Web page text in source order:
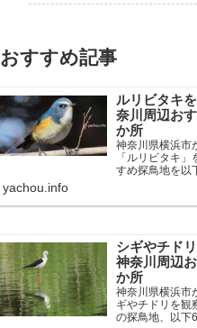
おすすめ記事
ルリビタキ
奈川周辺お
か所
神奈川県横浜市
「ルリビタキ
すめ探鳥地を以
これまで80か
れ、手応えを
下、★ が多いほ
yachou.info
シギやチド
神奈川周辺
か所
神奈川県横浜市
ギやチドリを観
の探鳥地、以下